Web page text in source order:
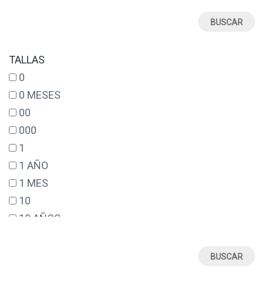
TALLAS
0
0 MESES
00
000
1
1 AÑO
1 MES
10
10 AÑOS